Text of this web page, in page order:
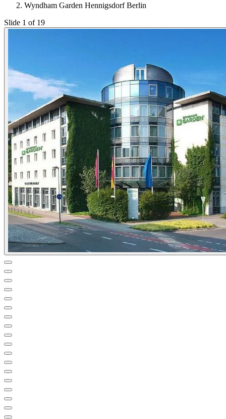
Wyndham Garden Hennigsdorf Berlin
Slide 1 of 19